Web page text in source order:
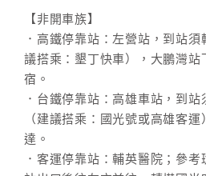
【非開車族】
．高鐵停靠站：左營站，到站
議搭乘：墾丁快車），大鵬灣站
宿。
．台鐵停靠站：高雄車站，到
（建議搭乘：國光號或高雄客運
達。
．客運停靠站：輔英醫院；參